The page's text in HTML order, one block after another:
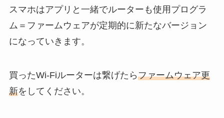
スマホはアプリと一緒でルーターも使用プログラ
ム＝ファームウェアが定期的に新たなバージョン
になっていきます。
買ったWi-Fiルーターは繋げたらファームウェア更
新をしてください。